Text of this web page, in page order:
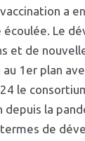
a
écoulée. Le
et de
1er plan
le
depuis la
de